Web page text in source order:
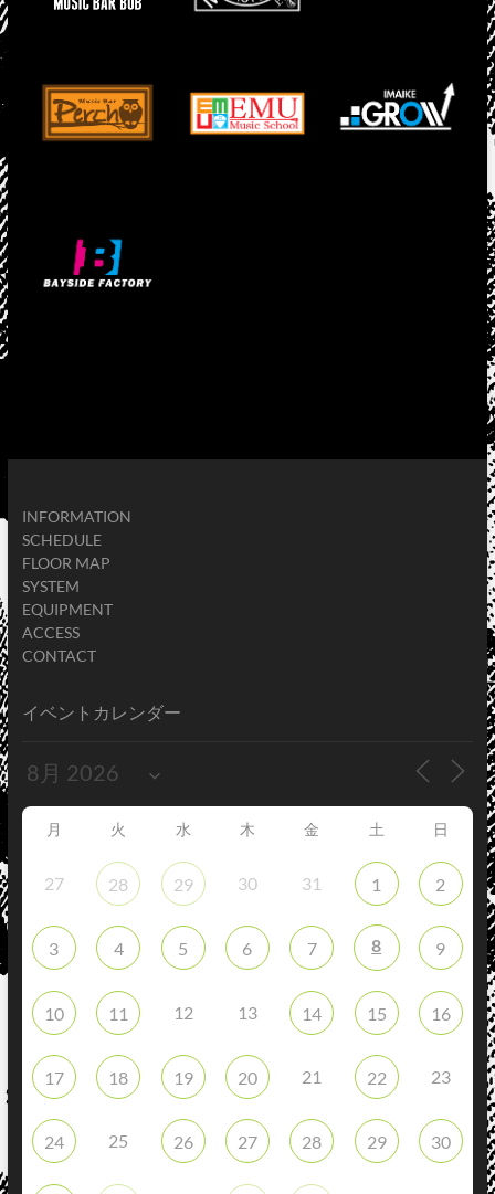
INFORMATION
SCHEDULE
FLOOR MAP
SYSTEM
EQUIPMENT
ACCESS
CONTACT
イベントカレンダー
月 火 水 木 金 土 日
27 28 29 30 31 1 2
3 4 5 6 7 8 9
10 11 12 13 14 15 16
17 18 19 20 21 22 23
24 25 26 27 28 29 30